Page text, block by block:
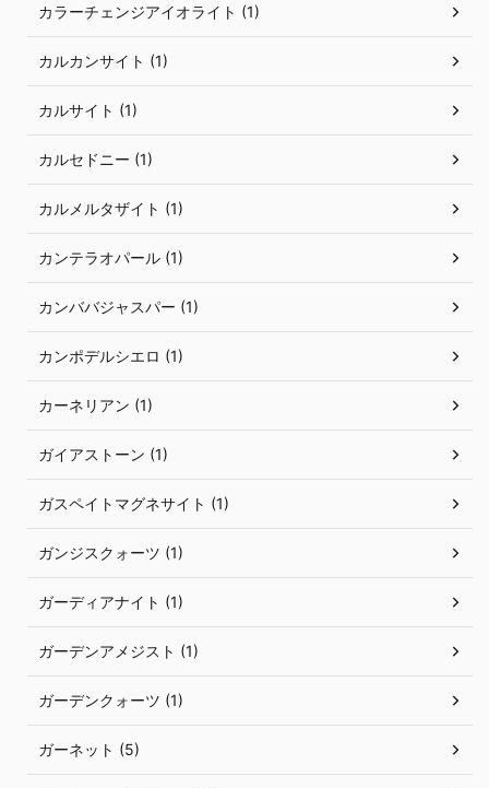
カラーチェンジアイオライト (1)
カルカンサイト (1)
カルサイト (1)
カルセドニー (1)
カルメルタザイト (1)
カンテラオパール (1)
カンババジャスパー (1)
カンポデルシエロ (1)
カーネリアン (1)
ガイアストーン (1)
ガスペイトマグネサイト (1)
ガンジスクォーツ (1)
ガーディアナイト (1)
ガーデンアメジスト (1)
ガーデンクォーツ (1)
ガーネット (5)